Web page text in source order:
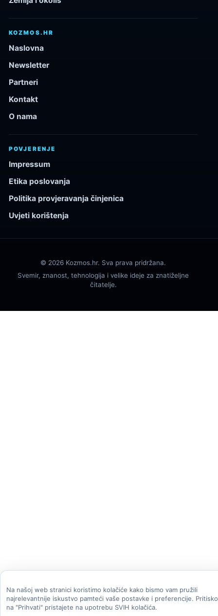
KOZMOS.HR
Naslovna
Newsletter
Partneri
Kontakt
O nama
POVJERENJE
Impressum
Etika poslovanja
Politika provjeravanja činjenica
Uvjeti korištenja
© 2026 Kozmos.hr. Sva prava pridržana.
Svemir, znanost, tehnologija i velike ideje za znatiželjne
čitatelje.
Na našoj web stranici koristimo kolačiće kako bismo vam pružili
najrelevantnije iskustvo pamteći vaše postavke i preferencije.
na "Prihvati" pristajete na upotrebu SVIH kolačića.